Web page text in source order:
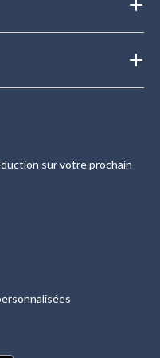
sur votre prochain